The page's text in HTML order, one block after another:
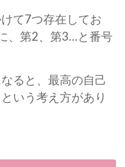
て7つ存在してお
、第2、第3…と番号
ると、最高の自己
いう考え方があり